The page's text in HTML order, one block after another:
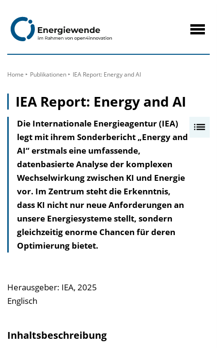
Home Publikationen IEA Report: Energy and AI
IEA Report: Energy and AI
Die Internationale Energieagentur (IEA)
legt mit ihrem Sonderbericht „Energy and
AI“ erstmals eine umfassende,
datenbasierte Analyse der komplexen
Wechselwirkung zwischen KI und Energie
vor. Im Zentrum steht die Erkenntnis,
dass KI nicht nur neue Anforderungen an
unsere Energiesysteme stellt, sondern
gleichzeitig enorme Chancen für deren
Optimierung bietet.
Herausgeber: IEA, 2025
Englisch
Inhaltsbeschreibung